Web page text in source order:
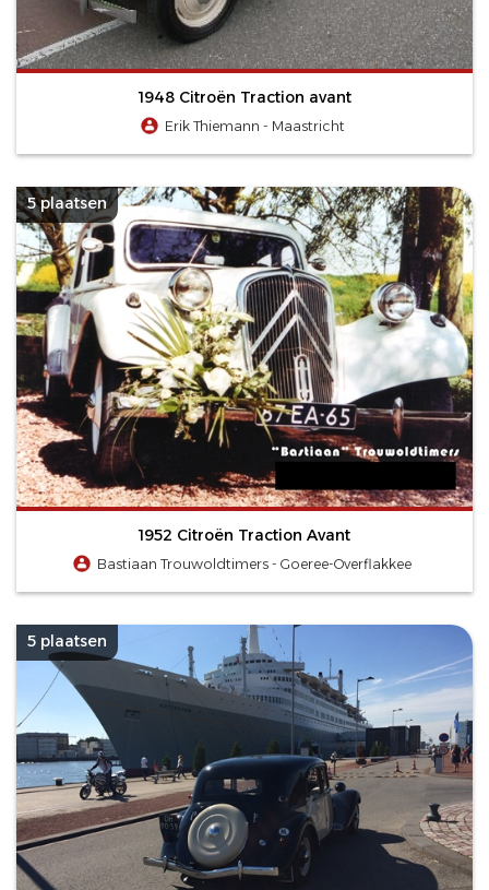
1948 Citroën Traction avant
Erik Thiemann - Maastricht
5 plaatsen
1952 Citroën Traction Avant
Bastiaan Trouwoldtimers - Goeree-Overflakkee
5 plaatsen